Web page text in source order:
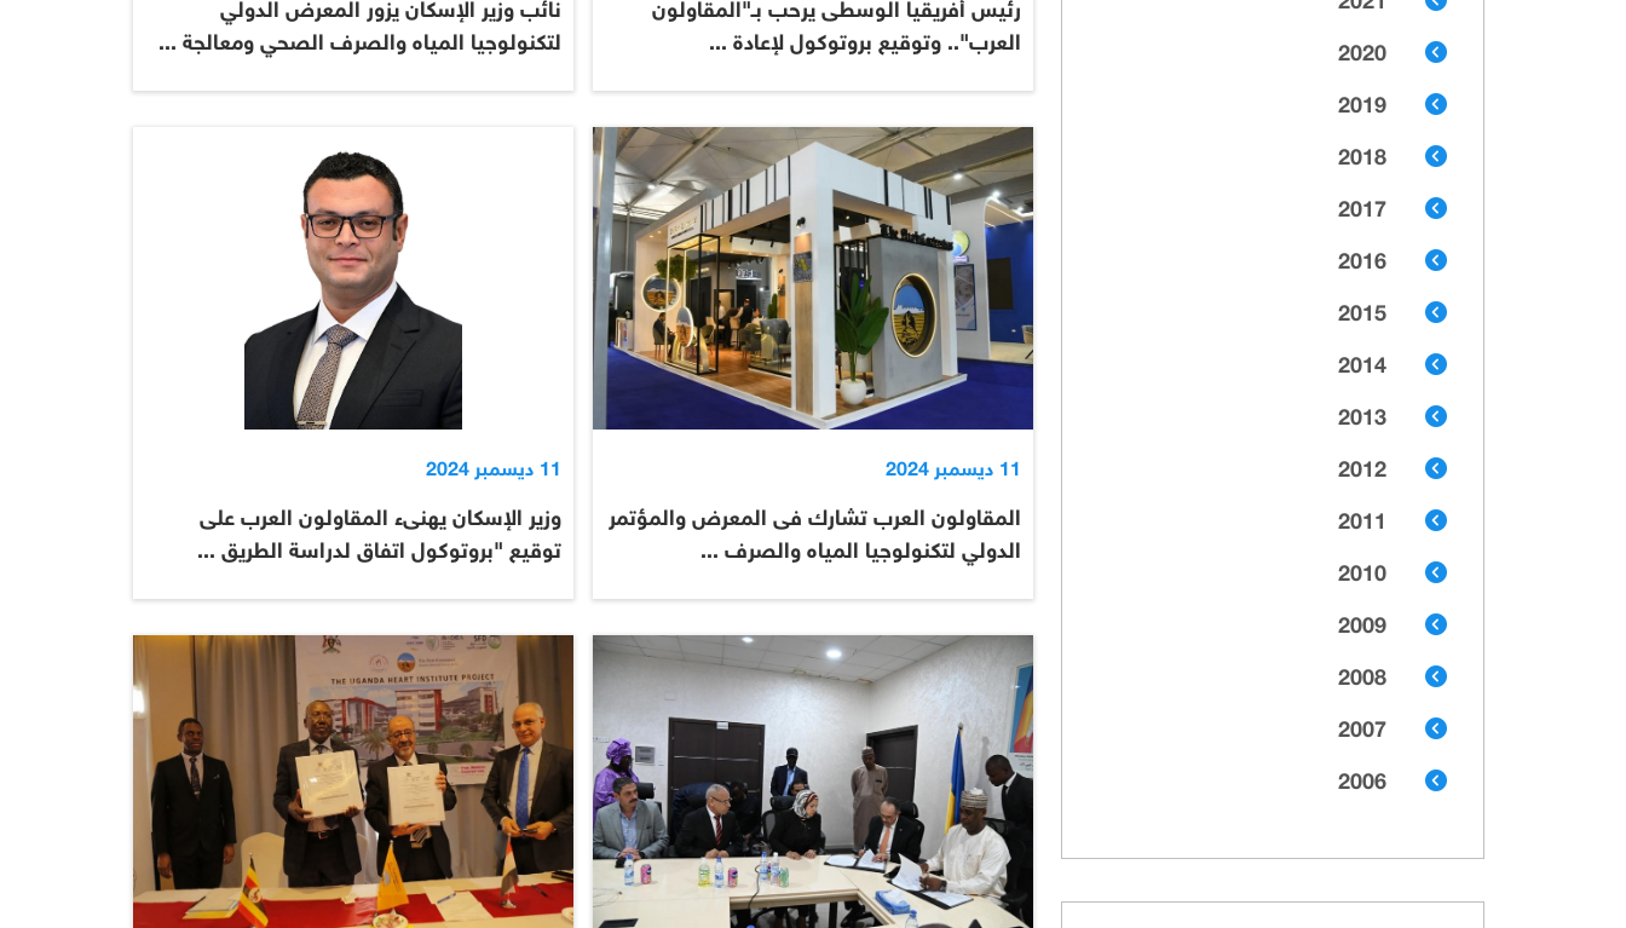
رئيس أفريقيا الوسطى يرحب بـ"المقاولون
العرب".. وتوقيع بروتوكول لإعادة ...
نائب وزير الإسكان يزور المعرض الدولي
لتكنولوجيا المياه والصرف الصحي ومعالجة ...
11 ديسمبر 2024
المقاولون العرب تشارك فى المعرض والمؤتمر
الدولي لتكنولوجيا المياه والصرف ...
11 ديسمبر 2024
وزير الإسكان يهنىء المقاولون العرب على
توقيع "بروتوكول اتفاق لدراسة الطريق ...
2020
2019
2018
2017
2016
2015
2014
2013
2012
2011
2010
2009
2008
2007
2006